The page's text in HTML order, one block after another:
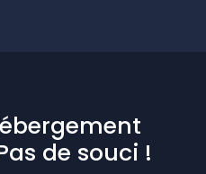
de souci !